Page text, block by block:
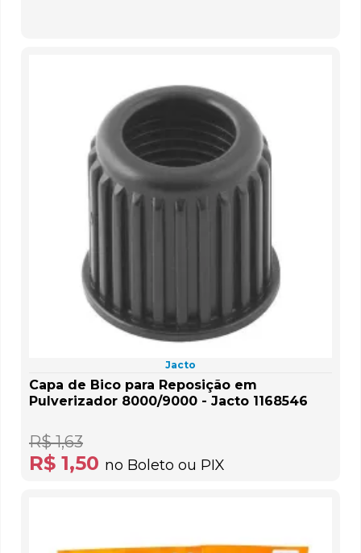
Jacto
Capa de Bico para Reposição em
Pulverizador 8000/9000 - Jacto 1168546
R$ 1,50 no Boleto ou PIX
R$ 1,63